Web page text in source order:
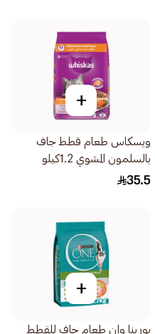
+
ويسكاس طعام قطط جاف
بالسلمون المشوي 1.2كيلو
35.5
+
بورينا وان طعام جاف للقطط